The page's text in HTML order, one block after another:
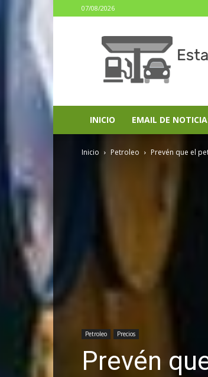
07/08/2026
INICIO EMAIL DE
Inicio Petroleo Prevén que el
Petroleo Precios
Prevén